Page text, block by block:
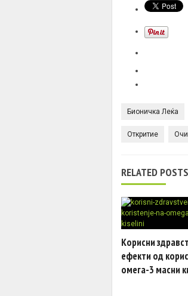
Бионичка Леќа
Откритие Очи
RELATED POSTS
Корисни
ефекти од
омега-3 масни